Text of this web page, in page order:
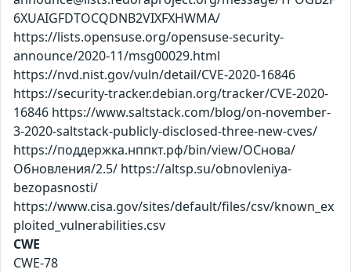
6XUAIGFDTOCQDNB2VIXFXHWMA/
https://lists.opensuse.org/opensuse-security-
announce/2020-11/msg00029.html
https://nvd.nist.gov/vuln/detail/CVE-2020-16846
https://security-tracker.debian.org/tracker/CVE-2020-
16846 https://www.saltstack.com/blog/on-november-
3-2020-saltstack-publicly-disclosed-three-new-cves/
https://поддержка.нппкт.рф/bin/view/ОСнова/
Обновления/2.5/ https://altsp.su/obnovleniya-
bezopasnosti/
https://www.cisa.gov/sites/default/files/csv/known_ex
ploited_vulnerabilities.csv
CWE
CWE-78